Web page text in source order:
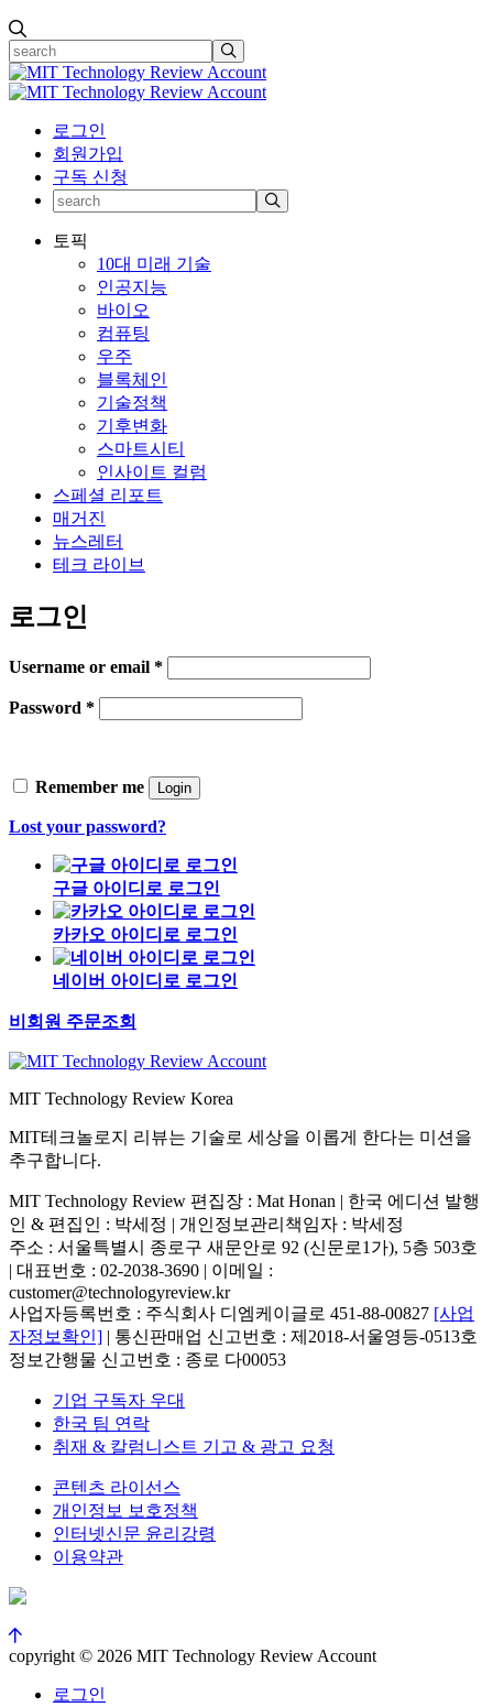
로그인
회원가입
구독 신청
토픽
10대 미래 기술
인공지능
바이오
컴퓨팅
우주
블록체인
기술정책
기후변화
스마트시티
인사이트 컬럼
스페셜 리포트
매거진
뉴스레터
테크 라이브
로그인
Username or email *
Password *
Remember me Login
Lost your password?
구글 아이디로 로그인
카카오 아이디로 로그인
네이버 아이디로 로그인
비회원 주문조회
MIT Technology Review Korea
MIT테크놀로지 리뷰는 기술로 세상을 이롭게 한다는 미션을
추구합니다.
MIT Technology Review 편집장 : Mat Honan | 한국 에디션 발행
인 & 편집인 : 박세정 | 개인정보관리책임자 : 박세정
주소 : 서울특별시 종로구 새문안로 92 (신문로1가), 5층 503호
| 대표번호 : 02-2038-3690 | 이메일 :
customer@technologyreview.kr
사업자등록번호 : 주식회사 디엠케이글로 451-88-00827 [사업
자정보확인] | 통신판매업 신고번호 : 제2018-서울영등-0513호
정보간행물 신고번호 : 종로 다00053
기업 구독자 우대
한국 팀 연락
취재 & 칼럼니스트 기고 & 광고 요청
콘텐츠 라이선스
개인정보 보호정책
인터넷신문 윤리강령
이용약관
copyright © 2026 MIT Technology Review Account
로그인